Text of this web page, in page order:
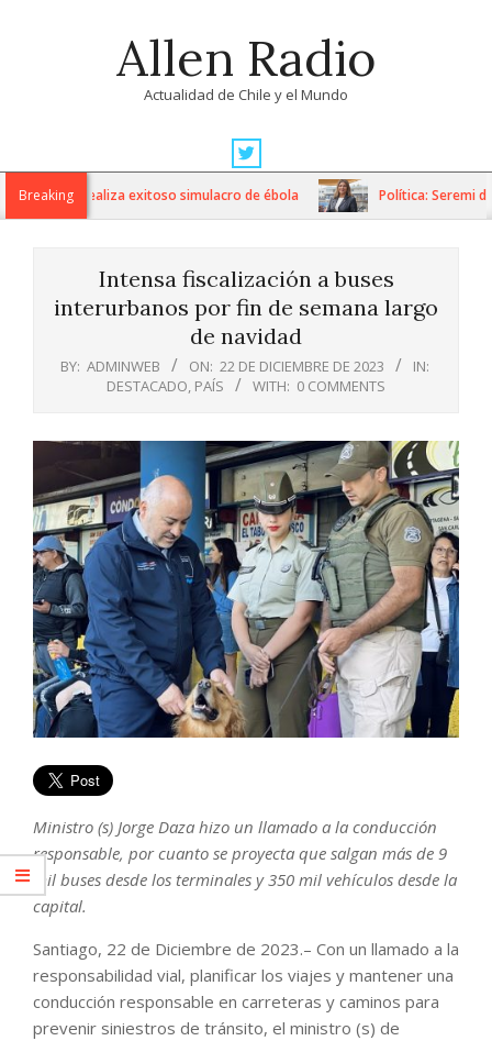
Allen Radio
Actualidad de Chile y el Mundo
Navigation
MenuBreaking
Fricke realiza exitoso simulacro de ébola Política: Seremi de
Intensa fiscalización a buses
interurbanos por fin de semana largo
de navidad
BY: ADMINWEB ON: 22 DE DICIEMBRE DE 2023
IN:
DESTACADO, PAÍS WITH: 0 COMMENTS
Ministro (s) Jorge Daza hizo un llamado a la conducción
responsable, por cuanto se proyecta que salgan más de 9
mil buses desde los terminales y 350 mil vehículos desde la
capital.
Santiago, 22 de Diciembre de 2023.– Con un llamado a la
responsabilidad vial, planificar los viajes y mantener una
conducción responsable en carreteras y caminos para
prevenir siniestros de tránsito, el ministro (s) de